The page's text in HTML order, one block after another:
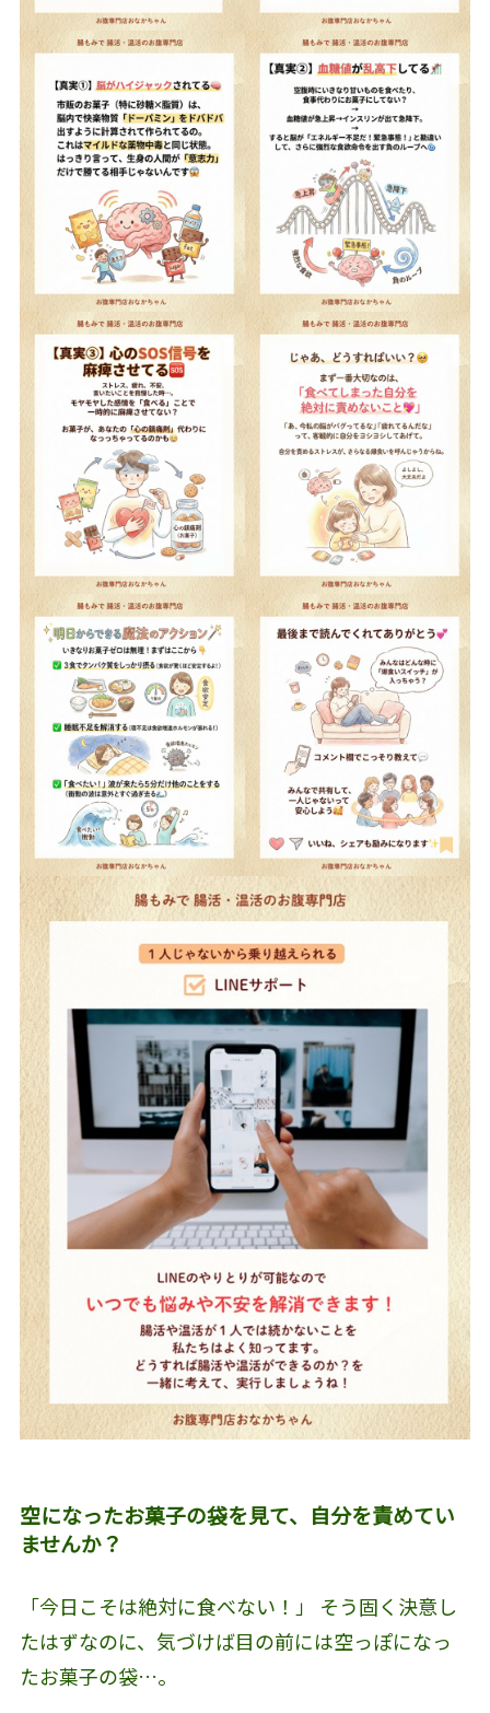
空になったお菓子の袋を見て、自分を責めてい
ませんか？
「今日こそは絶対に食べない！」 そう固く決意し
たはずなのに、気づけば目の前には空っぽになっ
たお菓子の袋…。